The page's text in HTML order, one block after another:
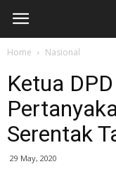
Home Nasional
Ketua
Serentak
29 May, 2020